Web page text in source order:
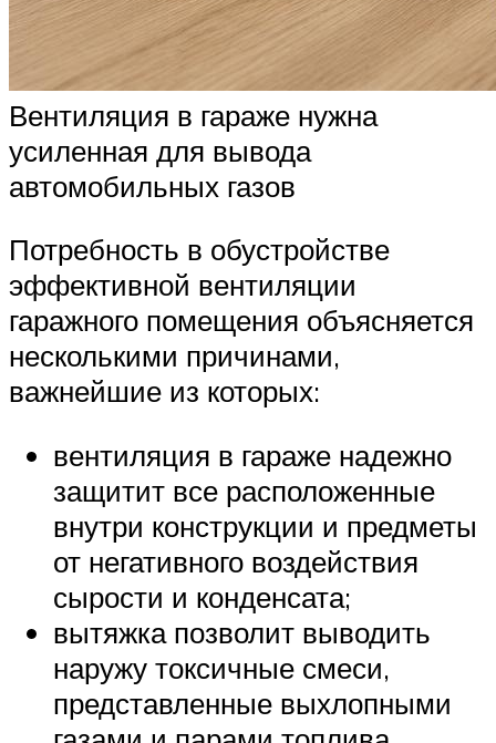
Вентиляция в гараже нужна
усиленная для вывода
автомобильных газов
Потребность в обустройстве
эффективной вентиляции
гаражного помещения объясняется
несколькими причинами,
важнейшие из которых:
вентиляция в гараже надежно
защитит все расположенные
внутри конструкции и предметы
от негативного воздействия
сырости и конденсата;
вытяжка позволит выводить
наружу токсичные смеси,
представленные выхлопными